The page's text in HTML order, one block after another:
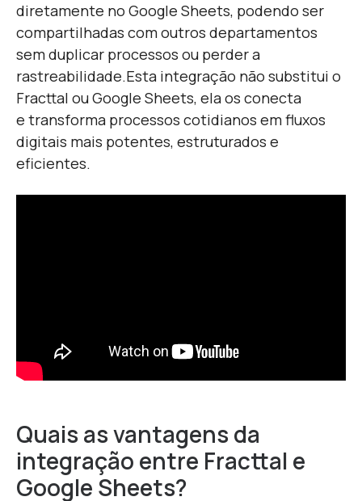
diretamente no Google Sheets, podendo ser
compartilhadas com outros departamentos
sem duplicar processos ou perder a
rastreabilidade.Esta integração não substitui o
Fracttal ou Google Sheets, ela os conecta
e transforma processos cotidianos em fluxos
digitais mais potentes, estruturados e
eficientes.
Quais as vantagens da
integração entre Fracttal e
Google Sheets?